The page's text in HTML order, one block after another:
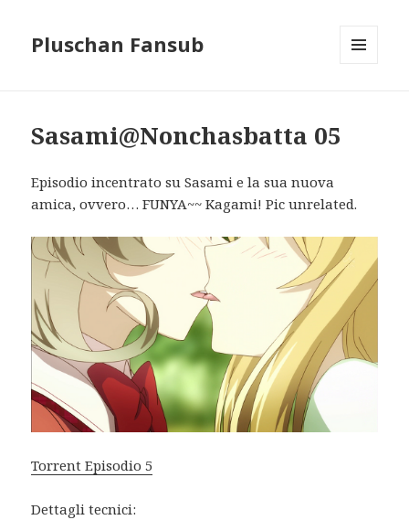
Pluschan Fansub
Sasami@Nonchasbatta 05
Episodio incentrato su Sasami e la sua nuova
amica, ovvero… FUNYA~~ Kagami! Pic unrelated.
Torrent Episodio 5
Dettagli tecnici: